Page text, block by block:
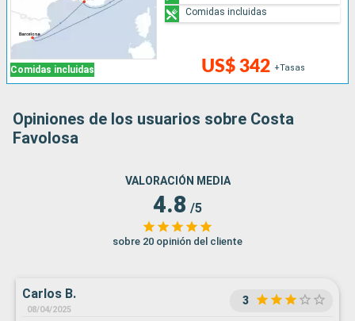
Comidas incluidas US$ 342 +Tasas
Comidas incluidas
Opiniones de los usuarios sobre Costa
Favolosa
VALORACIÓN MEDIA
4.8 /5
sobre 20 opinión del cliente
Carlos B.
08/04/2025
3